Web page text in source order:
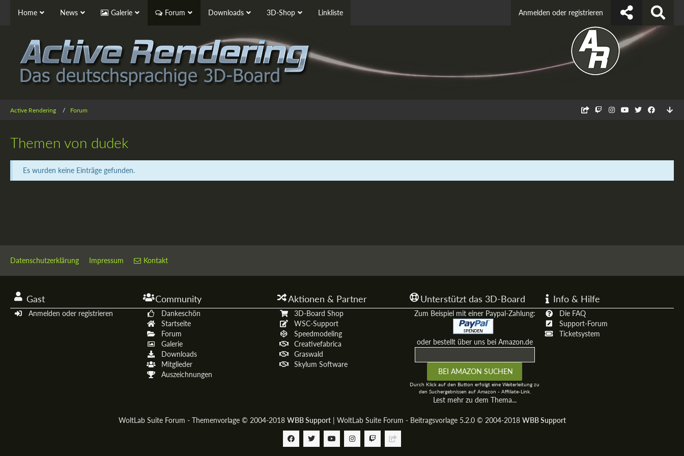
Home News Galerie Forum Downloads 3D-Shop Linkliste Anmelden oder registrieren
Active Rendering Forum
Themen von dudek
Es wurden keine Einträge gefunden.
Datenschutzerklärung Impressum Kontakt
Gast
Anmelden oder registrieren
Community
Dankeschön
Startseite
Forum
Galerie
Downloads
Mitglieder
Auszeichnungen
Aktionen & Partner
3D-Board Shop
WSC-Support
Speedmodeling
Creativefabrica
Graswald
Skylum Software
Unterstützt das 3D-Board
Zum Beispiel mit einer Paypal-Zahlung:
oder bestellt über uns bei Amazon.de
Durch Klick auf den Button erfolgt eine Weiterleitung zu
den Suchergebnissen auf Amazon - Affiliate-Link.
Lest mehr zu dem Thema...
Info & Hilfe
Die FAQ
Support-Forum
Ticketsystem
WoltLab Suite Forum - Themenvorlage © 2004-2018 WBB Support| WoltLab Suite Forum - Beitragsvorlage 5.2.0 © 2004-2018 WBB Support